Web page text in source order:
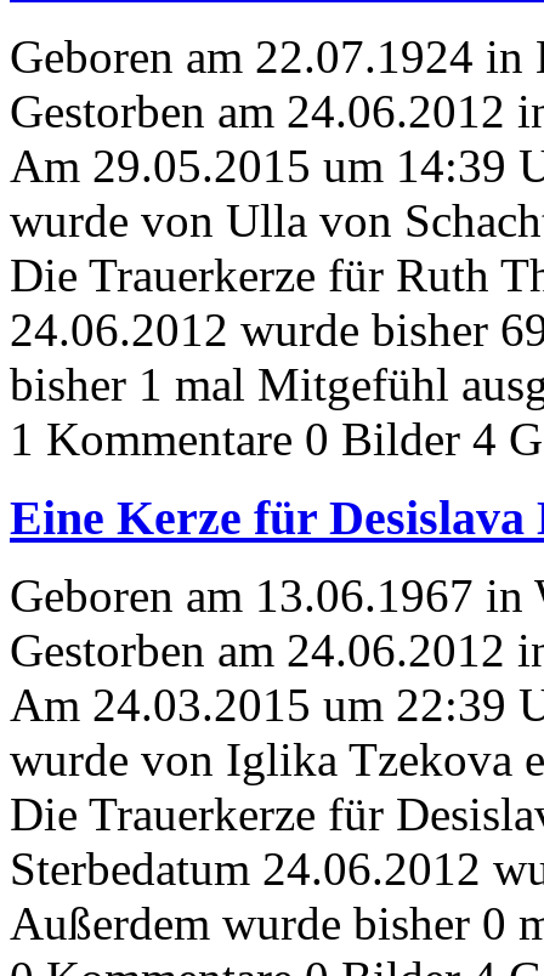
Geboren am 22.07.1924 in
Gestorben am 24.06.2012
Am 29.05.2015 um 14:39
wurde von Ulla von
Die Trauerkerze für Ruth
24.06.2012 wurde bisher
bisher 1 mal Mitgefühl
1 Kommentare 0 Bilder 4
Eine Kerze für
Geboren am 13.06.1967 in
Gestorben am 24.06.2012
Am 24.03.2015 um 22:39
wurde von Iglika Tzekova
Die Trauerkerze für
Sterbedatum 24.06.2012
Außerdem wurde bisher 0